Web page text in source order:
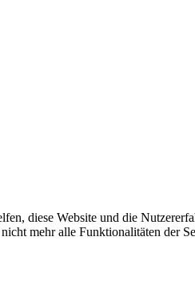
diese Website und die
mehr alle Funktionalitäten der